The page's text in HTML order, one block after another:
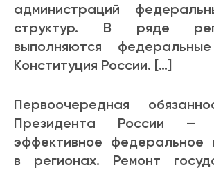
администраций
структур. В ряде
выполняются
Конституция России. […]
Первоочередная
Президента России —
эффективное федеральное
в регионах. Ремонт